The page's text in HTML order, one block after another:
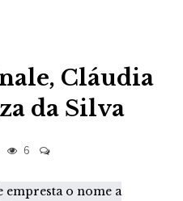
Cláudia
da Silva
6